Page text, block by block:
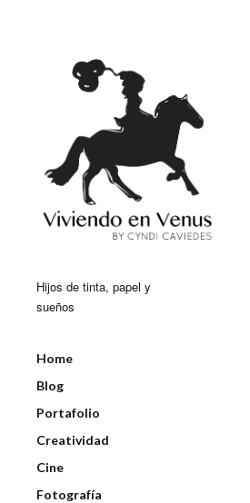
Hijos de tinta, papel y
sueños
Home
Blog
Portafolio
Creatividad
Cine
Fotografía